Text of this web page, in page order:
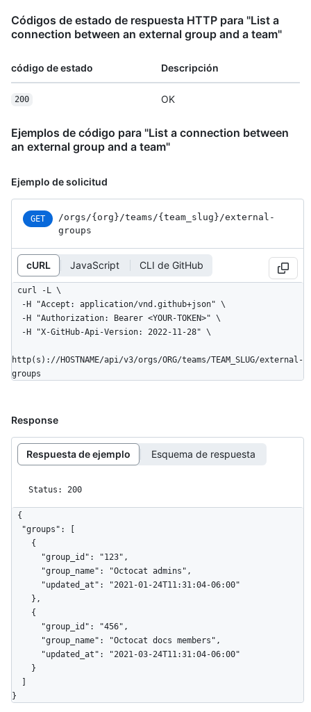
Códigos de estado de respuesta HTTP para "List a
connection between an external group and a team"
código de estado Descripción
200 OK
Ejemplos de código para "List a connection between
an external group and a team"
Ejemplo de solicitud
GET /orgs /{org} /teams /{team_ slug} /external-
groups
cURL JavaScript CLI de GitHub
curl -L \
http(s)://HOSTNAME/api/v3/orgs/ORG/teams/TEAM_SLUG/external-
groups
Response
Respuesta de ejemplo Esquema de respuesta
Status: 200
{
}